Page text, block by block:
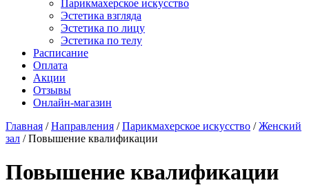
Парикмахерское искусство
Эстетика взгляда
Эстетика по лицу
Эстетика по телу
Расписание
Оплата
Акции
Отзывы
Онлайн-магазин
Главная /Направления /Парикмахерское искусство /Женский
зал /Повышение квалификации
Повышение квалификации